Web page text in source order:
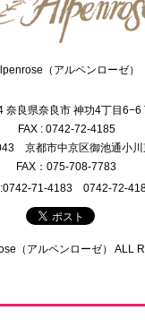
（アルペンローゼ）
奈良県奈良市 神功4丁目
FAX : 0742-72-4185
京都市中京区御池通小
FAX：075-708-7783
71-4183 0742-72-
（アルペンローゼ） ALL